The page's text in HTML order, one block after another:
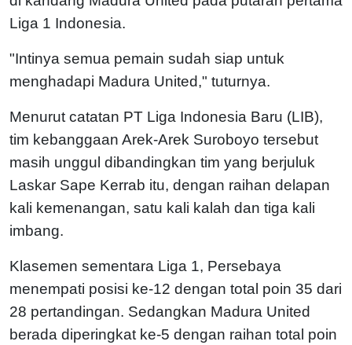
Liga 1 Indonesia.
"Intinya semua pemain sudah siap untuk
menghadapi Madura United," tuturnya.
Menurut catatan PT Liga Indonesia Baru (LIB),
tim kebanggaan Arek-Arek Suroboyo tersebut
masih unggul dibandingkan tim yang berjuluk
Laskar Sape Kerrab itu, dengan raihan delapan
kali kemenangan, satu kali kalah dan tiga kali
imbang.
Klasemen sementara Liga 1, Persebaya
menempati posisi ke-12 dengan total poin 35 dari
28 pertandingan. Sedangkan Madura United
berada diperingkat ke-5 dengan raihan total poin